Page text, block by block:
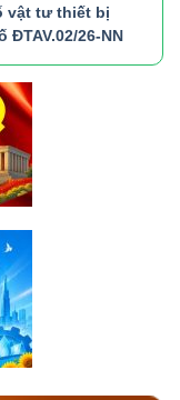
vật tư thiết bị
ĐTAV.02/26-NN